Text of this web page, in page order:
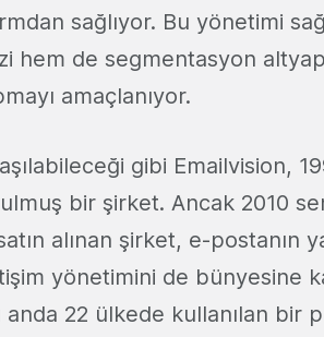
sağlıyor. Bu yönetimi
hem de segmentasyon
amaçlanıyor.
gibi Emailvision,
bir şirket. Ancak 2010
alınan şirket, e-postanın
yönetimini de bünyesine
anda 22 ülkede kullanılan bir